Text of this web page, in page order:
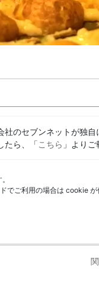
のセブンネットが独
たら、「こちら 」よりご
でご利用の場合は cookie